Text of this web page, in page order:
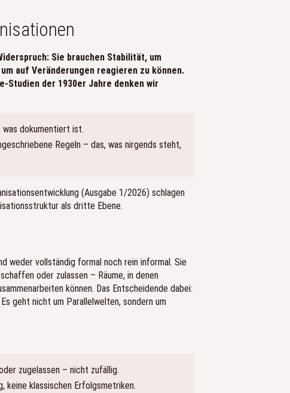
Sie brauchen Stabilität, um
auf Veränderungen reagieren zu können.
Studien der 1930er Jahre denken wir
was dokumentiert ist.
Regeln – das, was nirgends steht,
(Ausgabe 1/2026) schlagen
als dritte Ebene.
weder vollständig formal noch rein informal. Sie
oder zulassen – Räume, in denen
können. Das Entscheidende dabei:
geht nicht um Parallelwelten, sondern um
zugelassen – nicht zufällig.
keine klassischen Erfolgsmetriken.